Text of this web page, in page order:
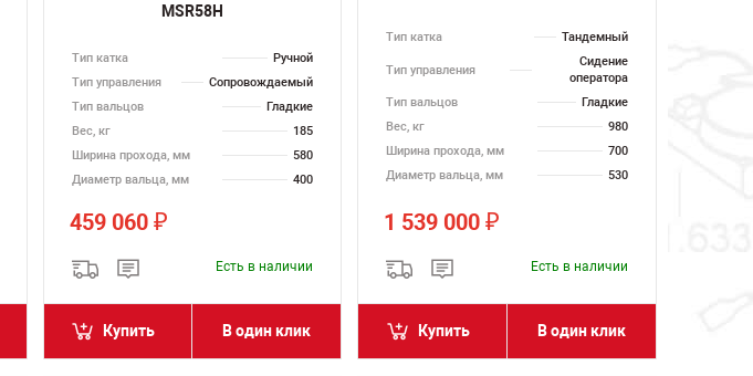
MSR58H
Тип катка
Ручной
Тип управления
Сопровождаемый
Тип вальцов
Гладкие
Вес, кг
185
Ширина прохода, мм
580
Диаметр вальца, мм
400
459 060 ₽
Есть в наличии
Купить В один клик
Тип катка Тандемный
Тип управления
Сидение
оператора
Тип вальцов
Гладкие
Вес, кг
980
Ширина прохода, мм
700
Диаметр вальца, мм
530
1 539 000₽
Есть в наличии
Купить В один клик